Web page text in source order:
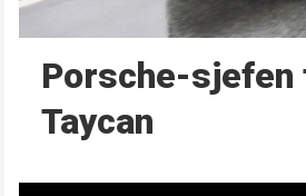
Porsche-sjefen
Taycan